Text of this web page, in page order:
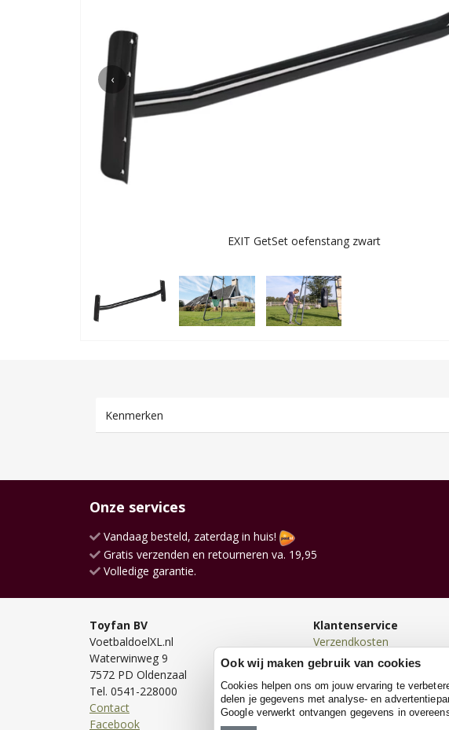
‹
EXIT GetSet oefenstang zwart
Kenmerken
Onze services
Vandaag besteld, zaterdag in huis!
Gratis verzenden en retourneren va. 19,95
Volledige garantie.
Toyfan BV
VoetbaldoelXL.nl
Waterwinweg 9
7572 PD Oldenzaal
Tel. 0541-228000
Contact
Facebook
Klantenservice
Verzendkosten
Bezorgen
Betalen
Retourneren
Ook wij maken gebruik van cookies
Cookies helpen ons om jouw ervaring te
delen je gegevens met analyse- en
Google verwerkt ontvangen gegevens in